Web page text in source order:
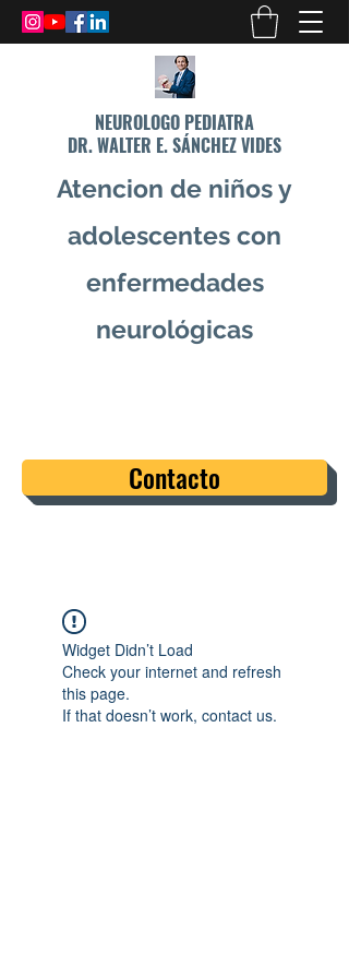
NEUROLOGO PEDIATRA
DR. WALTER E. SÁNCHEZ VIDES
Atencion de niños y
adolescentes con
enfermedades
neurológicas
Contacto
Widget Didn’t Load
Check your internet and refresh
this page.
If that doesn’t work, contact us.